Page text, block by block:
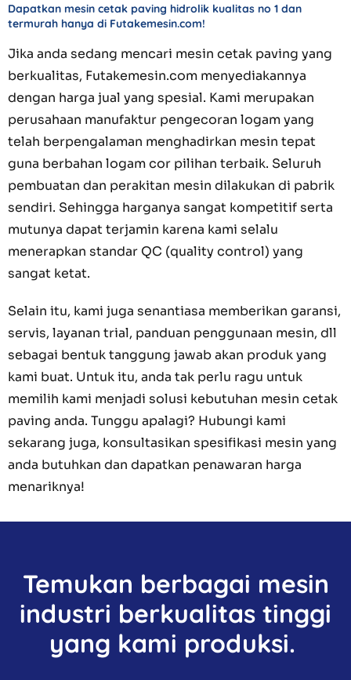
Dapatkan mesin cetak paving hidrolik kualitas no 1 dan
termurah hanya di Futakemesin.com!
Jika anda sedang mencari mesin cetak paving yang
berkualitas, Futakemesin.com menyediakannya
dengan harga jual yang spesial. Kami merupakan
perusahaan manufaktur pengecoran logam yang
telah berpengalaman menghadirkan mesin tepat
guna berbahan logam cor pilihan terbaik. Seluruh
pembuatan dan perakitan mesin dilakukan di pabrik
sendiri. Sehingga harganya sangat kompetitif serta
mutunya dapat terjamin karena kami selalu
menerapkan standar QC (quality control) yang
sangat ketat.
Selain itu, kami juga senantiasa memberikan garansi,
servis, layanan trial, panduan penggunaan mesin, dll
sebagai bentuk tanggung jawab akan produk yang
kami buat. Untuk itu, anda tak perlu ragu untuk
memilih kami menjadi solusi kebutuhan mesin cetak
paving anda. Tunggu apalagi? Hubungi kami
sekarang juga, konsultasikan spesifikasi mesin yang
anda butuhkan dan dapatkan penawaran harga
menariknya!
Temukan berbagai mesin
industri berkualitas tinggi
yang kami produksi.